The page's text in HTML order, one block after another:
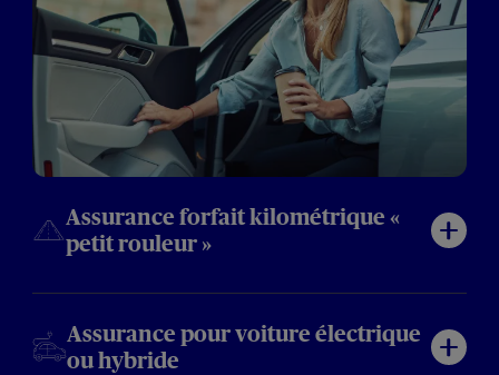
Assurance forfait kilométrique «
petit rouleur »
Assurance pour voiture électrique
ou hybride